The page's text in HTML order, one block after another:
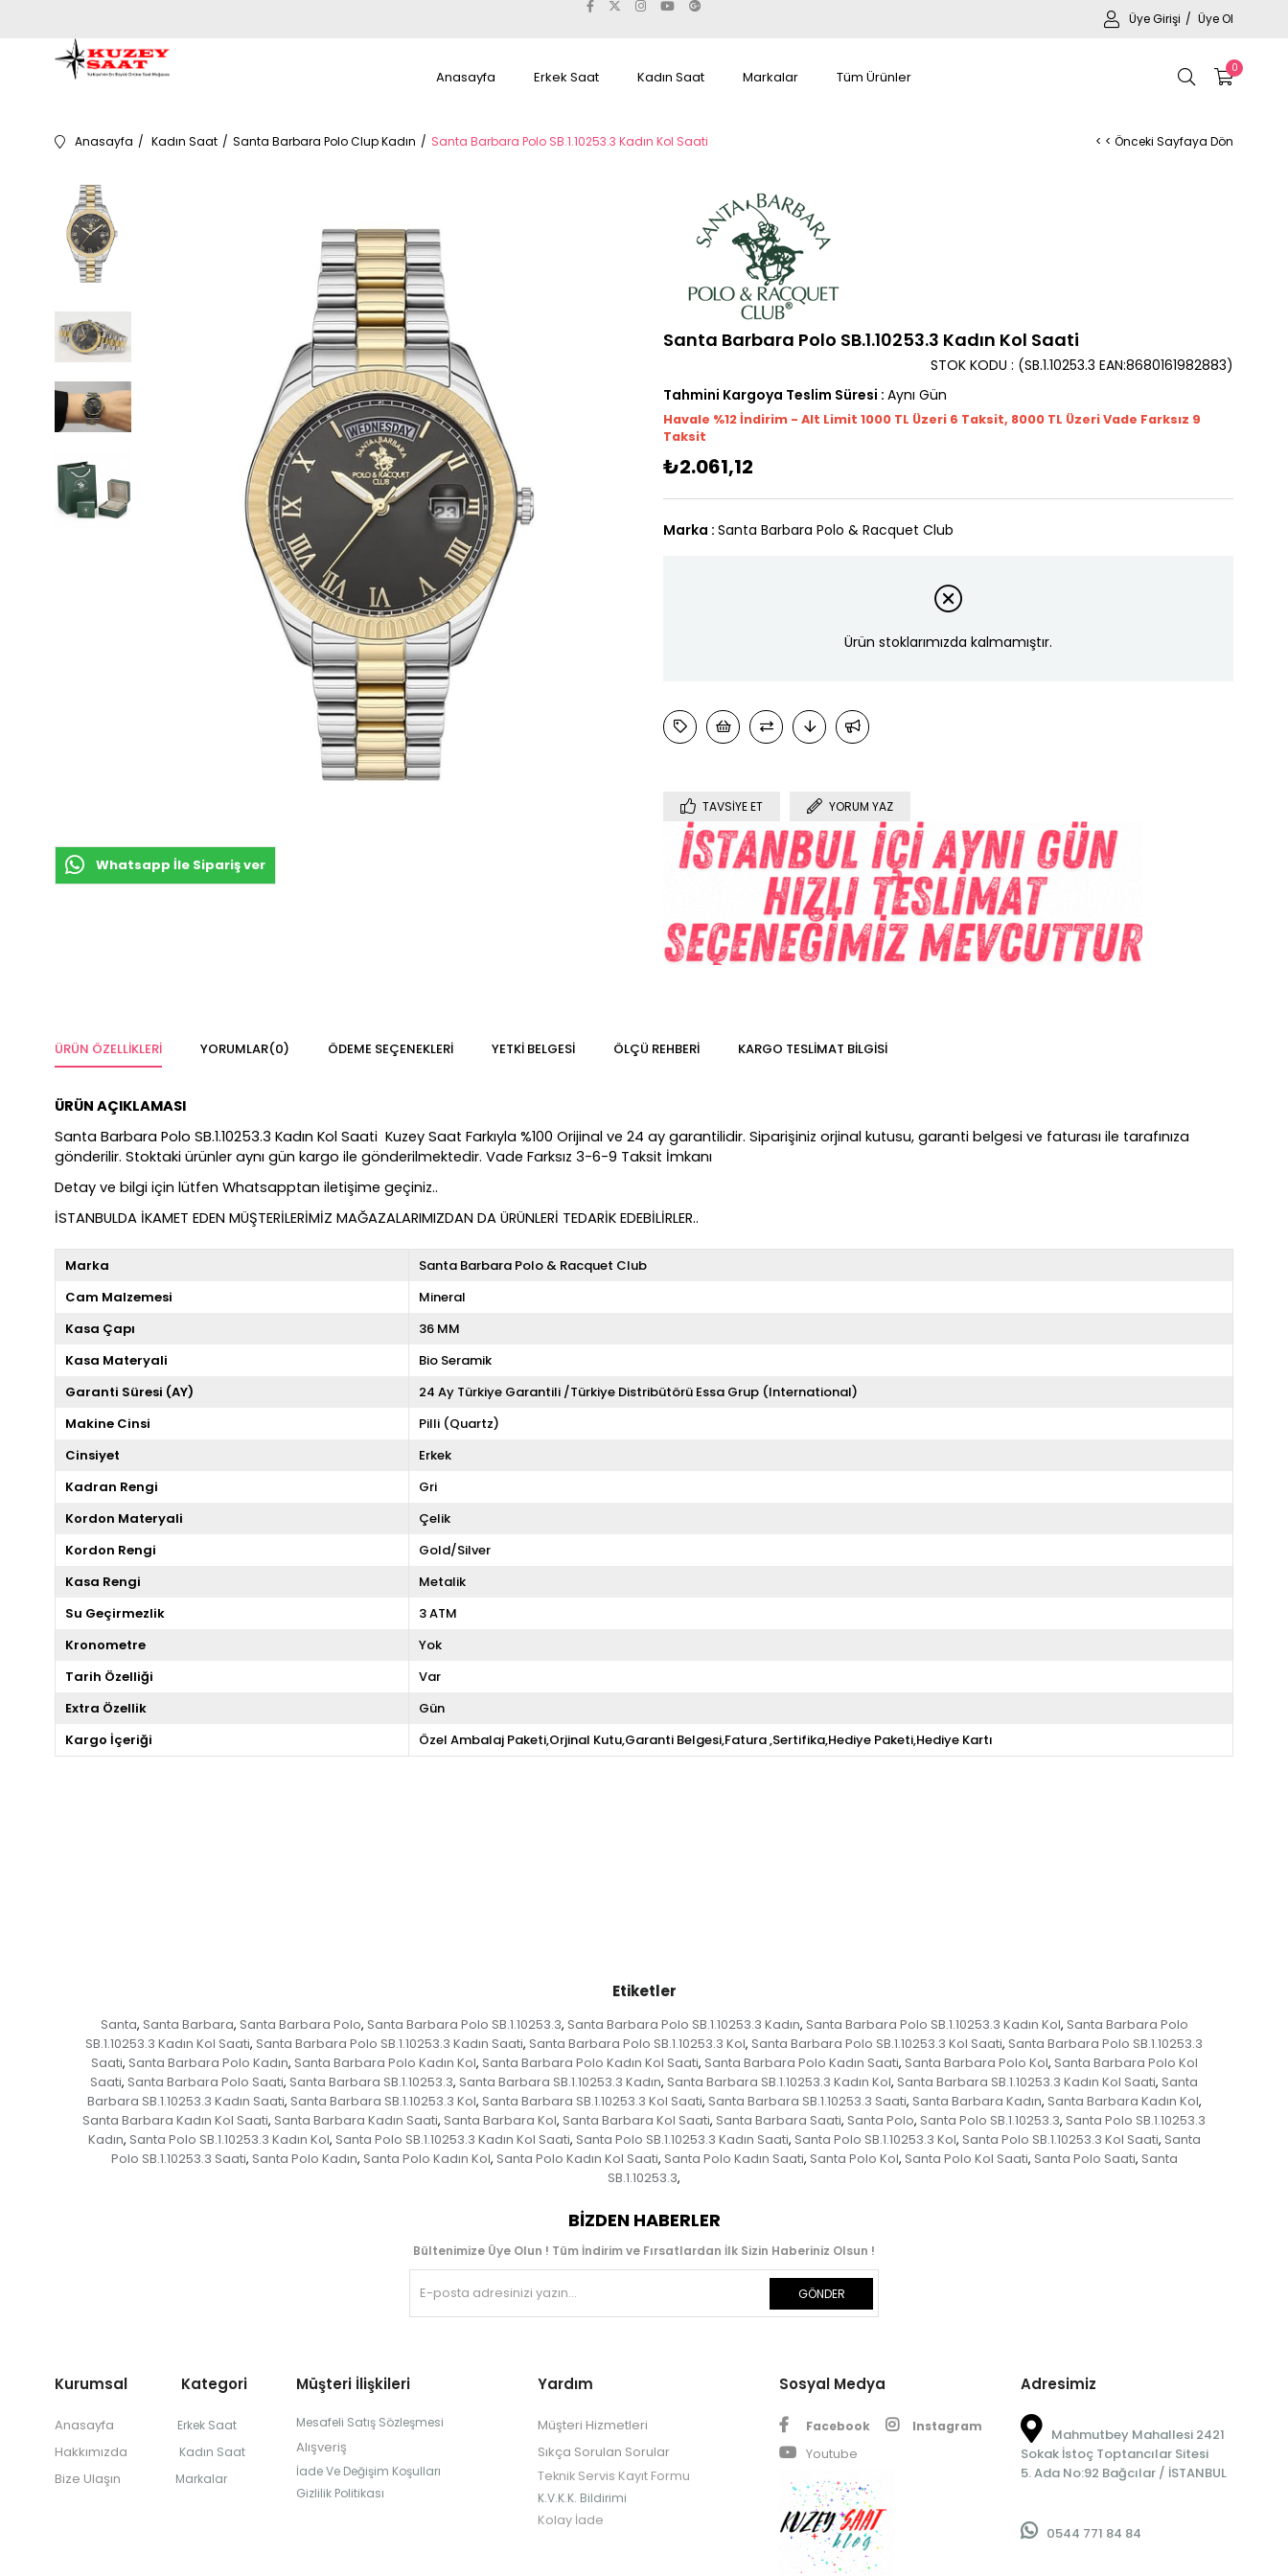
Üye Girişi Üye Ol
0
Anasayfa Erkek Saat Kadın Saat Markalar Tüm Ürünler
Anasayfa Kadın Saat Santa Barbara Polo Clup Kadın Santa Barbara Polo SB.1.10253.3 Kadın Kol Saati < < Önceki Sayfaya Dön
Whatsapp İle Sipariş ver
Santa Barbara Polo SB.1.10253.3 Kadın Kol Saati
(SB.1.10253.3 EAN:8680161982883)
STOK KODU
Tahmini Kargoya Teslim Süresi : Aynı Gün
Havale %12 İndirim - Alt Limit 1000 TL Üzeri 6 Taksit, 8000 TL Üzeri Vade Farksız 9
Taksit
₺2.061,12
Marka : Santa Barbara Polo & Racquet Club
Ürün stoklarımızda kalmamıştır.
TAVSIYE ET YORUM YAZ
ÜRÜN ÖZELLIKLERI YORUMLAR(0) ÖDEME SEÇENEKLERI YETKİ BELGESİ ÖLÇÜ REHBERI KARGO TESLIMAT BILGISI
ÜRÜN AÇIKLAMASI
Santa Barbara Polo SB.1.10253.3 Kadın Kol Saati Kuzey Saat Farkıyla %100 Orijinal ve 24 ay garantilidir. Siparişiniz orjinal kutusu, garanti belgesi ve faturası ile tarafınıza
gönderilir. Stoktaki ürünler aynı gün kargo ile gönderilmektedir. Vade Farksız 3-6-9 Taksit İmkanı
Detay ve bilgi için lütfen Whatsapptan iletişime geçiniz..
İSTANBULDA İKAMET EDEN MÜŞTERİLERİMİZ MAĞAZALARIMIZDAN DA ÜRÜNLERİ TEDARİK EDEBİLİRLER..
Marka
Santa Barbara Polo & Racquet Club
Cam Malzemesi
Mineral
Kasa Çapı
36 MM
Kasa Materyali
Bio Seramik
Garanti Süresi (AY)
24 Ay Türkiye Garantili /Türkiye Distribütörü Essa Grup (International)
Makine Cinsi
Pilli (Quartz)
Cinsiyet
Erkek
Kadran Rengi
Gri
Kordon Materyali
Çelik
Kordon Rengi
Gold/Silver
Kasa Rengi
Metalik
Su Geçirmezlik
3 ATM
Kronometre
Yok
Tarih Özelliği
Var
Extra Özellik
Gün
Kargo İçeriği
Özel Ambalaj Paketi,Orjinal Kutu,Garanti Belgesi,Fatura ,Sertifika,Hediye Paketi,Hediye Kartı
Etiketler
Santa, Santa Barbara, Santa Barbara Polo, Santa Barbara Polo SB.1.10253.3, Santa Barbara Polo SB.1.10253.3 Kadın, Santa Barbara Polo SB.1.10253.3 Kadın Kol, Santa Barbara Polo
SB.1.10253.3 Kadın Kol Saati, Santa Barbara Polo SB.1.10253.3 Kadın Saati, Santa Barbara Polo SB.1.10253.3 Kol, Santa Barbara Polo SB.1.10253.3 Kol Saati, Santa Barbara Polo SB.1.10253.3
Saati, Santa Barbara Polo Kadın, Santa Barbara Polo Kadın Kol, Santa Barbara Polo Kadın Kol Saati, Santa Barbara Polo Kadın Saati, Santa Barbara Polo Kol, Santa Barbara Polo Kol
Saati, Santa Barbara Polo Saati, Santa Barbara SB.1.10253.3, Santa Barbara SB.1.10253.3 Kadın, Santa Barbara SB.1.10253.3 Kadın Kol, Santa Barbara SB.1.10253.3 Kadın Kol Saati, Santa
Barbara SB.1.10253.3 Kadın Saati, Santa Barbara SB.1.10253.3 Kol, Santa Barbara SB.1.10253.3 Kol Saati, Santa Barbara SB.1.10253.3 Saati, Santa Barbara Kadın, Santa Barbara Kadın Kol,
Santa Barbara Kadın Kol Saati, Santa Barbara Kadın Saati, Santa Barbara Kol, Santa Barbara Kol Saati, Santa Barbara Saati, Santa Polo, Santa Polo SB.1.10253.3, Santa Polo SB.1.10253.3
Kadın, Santa Polo SB.1.10253.3 Kadın Kol, Santa Polo SB.1.10253.3 Kadın Kol Saati, Santa Polo SB.1.10253.3 Kadın Saati, Santa Polo SB.1.10253.3 Kol, Santa Polo SB.1.10253.3 Kol Saati, Santa
Polo SB.1.10253.3 Saati, Santa Polo Kadın, Santa Polo Kadın Kol, Santa Polo Kadın Kol Saati, Santa Polo Kadın Saati, Santa Polo Kol, Santa Polo Kol Saati, Santa Polo Saati, Santa
SB.1.10253.3,
BIZDEN HABERLER
Bültenimize Üye Olun ! Tüm İndirim ve Fırsatlardan İlk Sizin Haberiniz Olsun !
GÖNDER
Kurumsal Kategori
Anasayfa Erkek Saat
Hakkımızda Kadın Saat
Bize Ulaşın Markalar
Müşteri İlişkileri
Mesafeli Satış Sözleşmesi
Alışveriş
İade Ve Değişim Koşulları
Gizlilik Politikası
Yardım
Müşteri Hizmetleri
Sıkça Sorulan Sorular
Teknik Servis Kayıt Formu
K.V.K.K. Bildirimi
Kolay İade
Sosyal Medya
Facebook Instagram
Youtube
Adresimiz
Mahmutbey Mahallesi 2421
Sokak İstoç Toptancılar Sitesi
5. Ada No:92 Bağcılar / İSTANBUL
0544 771 84 84